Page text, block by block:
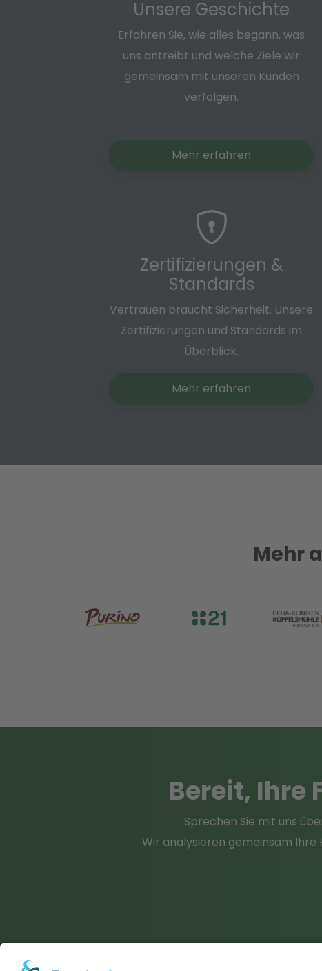
Unsere Geschichte
Erfahren Sie, wie alles begann, was
uns antreibt und welche Ziele wir
gemeinsam mit unseren Kunden
verfolgen.
Mehr erfahren
Zertifizierungen &
Standards
Vertrauen braucht Sicherheit. Unsere
Zertifizierungen und Standards im
Überblick.
Mehr erfahren
Mehr
Bereit, Ihre
Sprechen Sie mit uns
Wir analysieren gemeinsam